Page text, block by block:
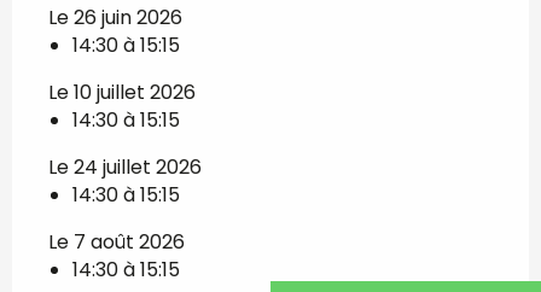
Le 26 juin 2026
14:30 à 15:15
Le 10 juillet 2026
14:30 à 15:15
Le 24 juillet 2026
14:30 à 15:15
Le 7 août 2026
14:30 à 15:15